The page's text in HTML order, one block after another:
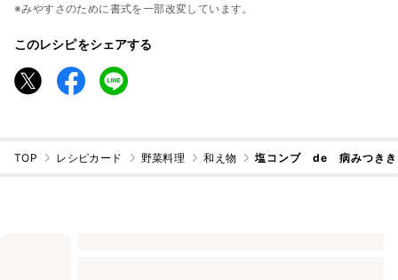
※みやすさのために書式を一部改変しています。
このレシピをシェアする
TOP レシピカード 野菜料理 和え物 塩コンブ de 病みつきき